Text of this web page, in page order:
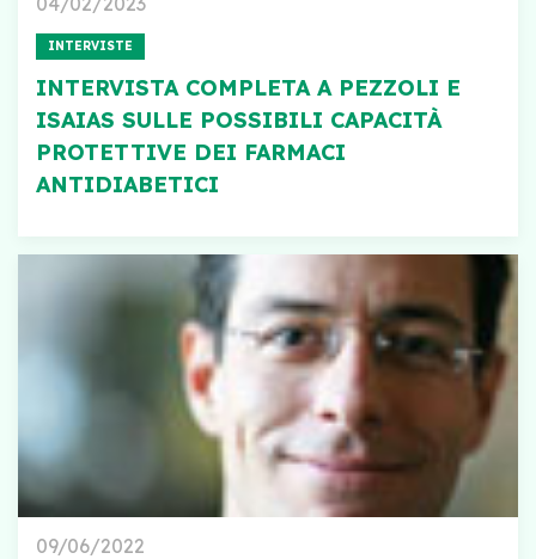
INTERVISTE
INTERVISTA COMPLETA A PEZZOLI E
ISAIAS SULLE POSSIBILI CAPACITÀ
PROTETTIVE DEI FARMACI
ANTIDIABETICI
09/06/2022